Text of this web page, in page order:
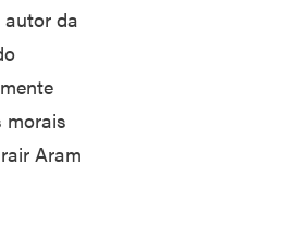
autor da
morais
Aram